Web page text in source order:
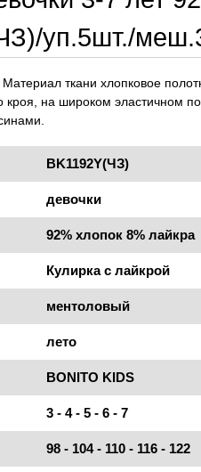
уп.5шт./
ткани хлопковое
кроя, на широком эластичном
BK1192Y(ЧЗ)
девочки
92% хлопок 8% лайкра
Кулирка с лайкрой
ментоловый
лето
BONITO KIDS
3 - 4 - 5 - 6 - 7
98 - 104 - 110 - 116 - 122